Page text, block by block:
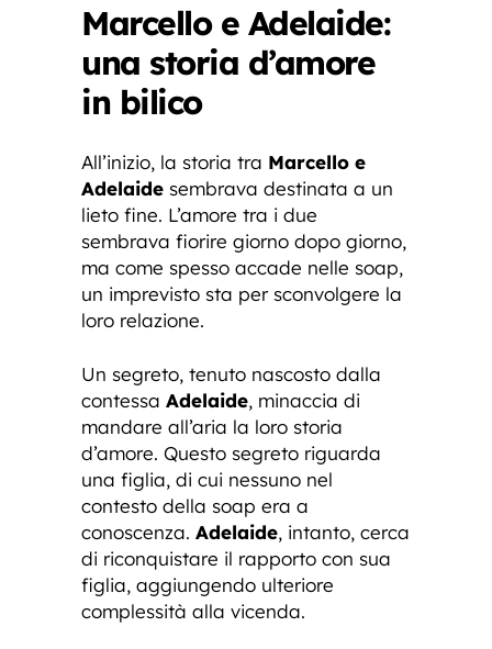
Marcello e Adelaide:
una storia d’amore
in bilico
All’inizio, la storia tra Marcello e
Adelaide sembrava destinata a un
lieto fine. L’amore tra i due
sembrava fiorire giorno dopo giorno,
ma come spesso accade nelle soap,
un imprevisto sta per sconvolgere la
loro relazione.
Un segreto, tenuto nascosto dalla
contessa Adelaide, minaccia di
mandare all’aria la loro storia
d’amore. Questo segreto riguarda
una figlia, di cui nessuno nel
contesto della soap era a
conoscenza. Adelaide, intanto, cerca
di riconquistare il rapporto con sua
figlia, aggiungendo ulteriore
complessità alla vicenda.